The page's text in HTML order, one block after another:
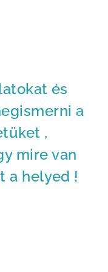
és
a
,
mire van
a helyed !